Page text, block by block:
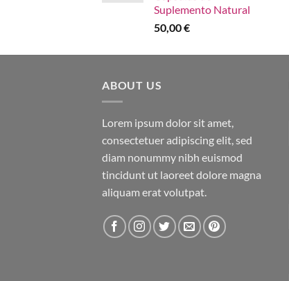
Suplemento Natural
50,00€
ABOUT US
Lorem ipsum dolor sit amet,
consectetuer adipiscing elit, sed
diam nonummy nibh euismod
tincidunt ut laoreet dolore magna
aliquam erat volutpat.